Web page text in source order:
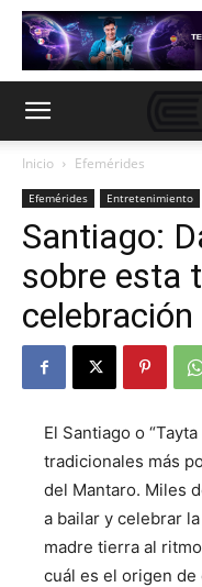
Inicio Efemérides
Efemérides Entretenimiento
Santiago:
sobre esta
El Santiago o
tradicionales más
del Mantaro. Miles
a bailar y celebrar
madre tierra al
cuál es el origen